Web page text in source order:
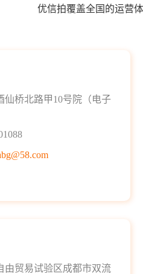
优信拍覆盖全国的运营
仙桥北路甲10号院（电子
由贸易试验区成都市双流